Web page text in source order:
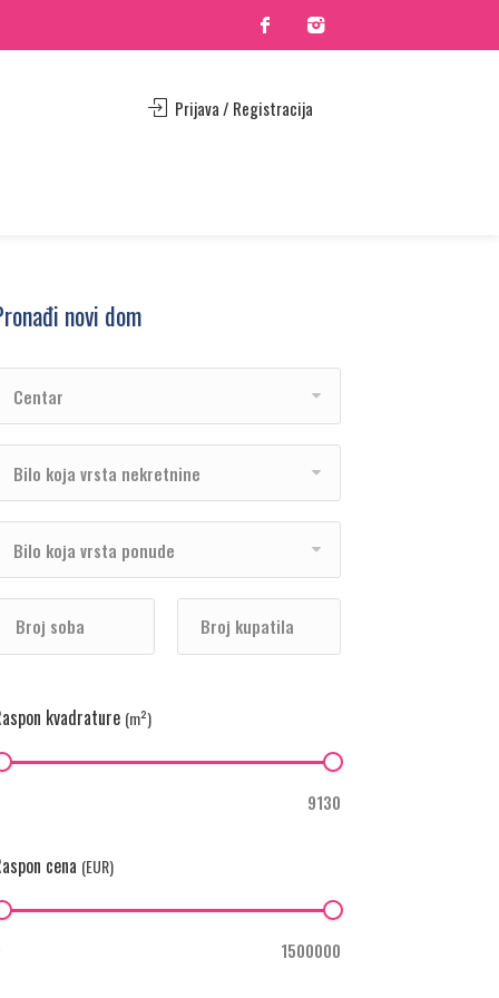
Prijava / Registracija
novi dom
Centar
Bilo koja vrsta nekretnine
Bilo koja vrsta ponude
kvadrature (m²)
cena (EUR)